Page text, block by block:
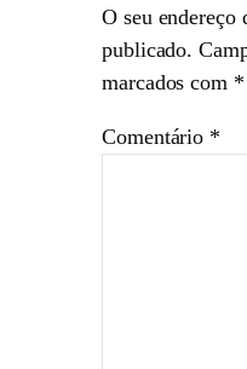
O seu endereço
publicado.
marcados com *
Comentário *